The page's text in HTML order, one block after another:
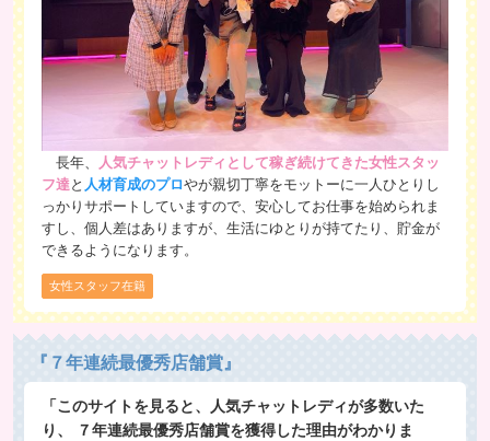
長年、
人気チャットレディとして稼ぎ続けてきた女性スタッ
フ達と 人材育成のプロやが親切丁寧をモットーに一人ひとりし
っかりサポートしていますので、安心してお仕事を始められま
すし、個人差はありますが、生活にゆとりが持てたり、貯金が
できるようになります。
女性スタッフ在籍
『７年連続最優秀店舗賞』
「このサイトを見ると、人気チャットレディが多数いた
り、 ７年連続最優秀店舗賞を獲得した理由がわかりま